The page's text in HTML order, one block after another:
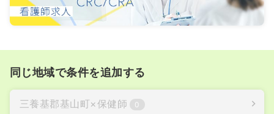
同じ地域で条件を追加する
三養基郡基山町×保健師 0